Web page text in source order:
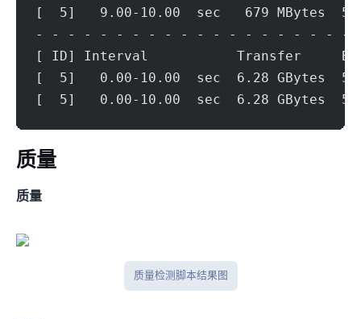
[  5]   9.00-10.00  sec   679
- - - - - - - - - - - - - - - - - - - -
[ ID] Interval           Transfer
[  5]   0.00-10.00  sec  6.28 GBytes
[  5]   0.00-10.00  sec  6.28
ip质量
IPV4质量
IP质量检测脚本结果图